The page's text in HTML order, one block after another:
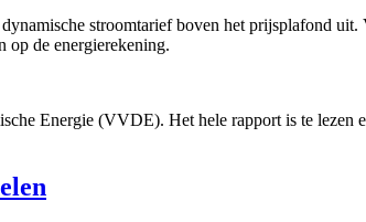
stroomtarief boven het prijsplafond
op de energierekening.
Energie (VVDE). Het hele rapport is te lezen